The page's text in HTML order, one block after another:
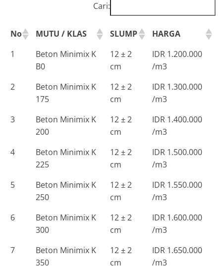
Cari:
No MUTU / KLAS SLUMP
HARGA
1
Beton Minimix K
B0
12 ± 2
cm
IDR 1.200.000
/m3
2
Beton Minimix K
175
12 ± 2
cm
IDR 1.300.000
/m3
3
Beton Minimix K
200
12 ± 2
cm
IDR 1.400.000
/m3
4
Beton Minimix K
225
12 ± 2
cm
IDR 1.500.000
/m3
5
Beton Minimix K
250
12 ± 2
cm
IDR 1.550.000
/m3
6
Beton Minimix K
300
12 ± 2
cm
IDR 1.600.000
/m3
7
Beton Minimix K
350
12 ± 2
cm
IDR 1.650.000
/m3